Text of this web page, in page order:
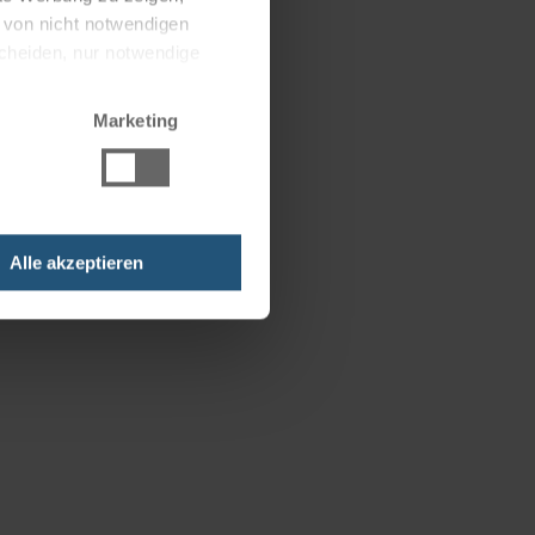
nicht notwendigen
Marketing
Alle akzeptieren